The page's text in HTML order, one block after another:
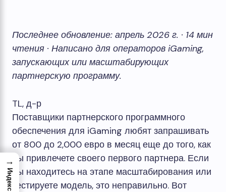
Последнее обновление: апрель 2026 г. · 14 мин
чтения · Написано для операторов iGaming,
запускающих или масштабирующих
партнерскую программу.
TL, д-р
Поставщики партнерского программного
обеспечения для iGaming любят запрашивать
от 800 до 2,000 евро в месяц еще до того, как
вы привлечете своего первого партнера. Если
вы находитесь на этапе масштабирования или
тестируете модель, это неправильно. Вот
→
Индекс